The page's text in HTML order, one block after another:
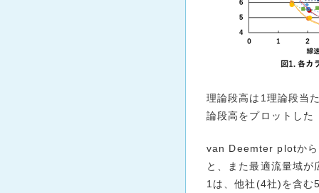
理論段高は1理論段当
論段高をプロットした
van Deemter plotから
と、また最適流量域
1は、他社(4社)を含